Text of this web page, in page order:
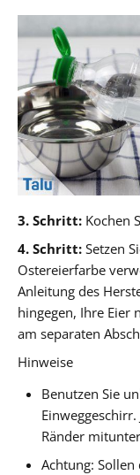
3. Schritt: Kochen
4. Schritt: Setzen
Ostereierfarbe
Anleitung des
hingegen, Ihre Eier
am separaten
Hinweise
Benutzen Sie
Ränder
Achtung: Sollen